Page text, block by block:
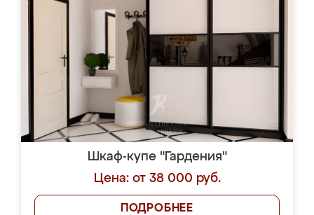
Шкаф-купе "Гардения"
Цена: от 38 000 руб.
ПОДРОБНЕЕ